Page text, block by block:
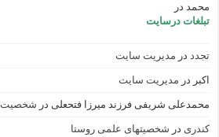
محمد در
تبلغات درسایت
تجدد در مدیریت سایت
اکبر در مدیریت سایت
محمدعلی شریفی فرزند میرزا فتحعلی در شخصیت
کندری در شخصیتهای علمی روستا